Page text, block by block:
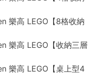
樂高 LEGO【8格收納
樂高 LEGO【收納三層
樂高 LEGO【桌上型4